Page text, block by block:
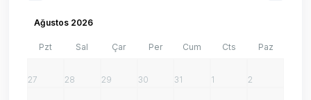
Ağustos 2026
Pzt Sal Çar Per Cum Cts Paz
27 28 29 30 31 1 2